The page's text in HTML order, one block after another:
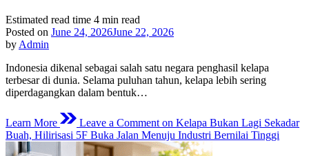
Estimated read time 4 min read
Posted on June 24, 2026June 22, 2026
by Admin
Indonesia dikenal sebagai salah satu negara penghasil kelapa
terbesar di dunia. Selama puluhan tahun, kelapa lebih sering
diperdagangkan dalam bentuk…
Learn More Leave a Comment on Kelapa Bukan Lagi Sekadar
Buah, Hilirisasi 5F Buka Jalan Menuju Industri Bernilai Tinggi